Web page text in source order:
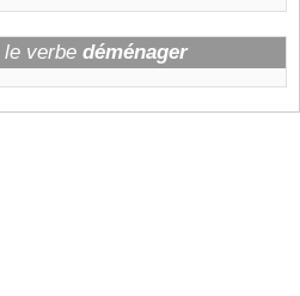
verbe déménager